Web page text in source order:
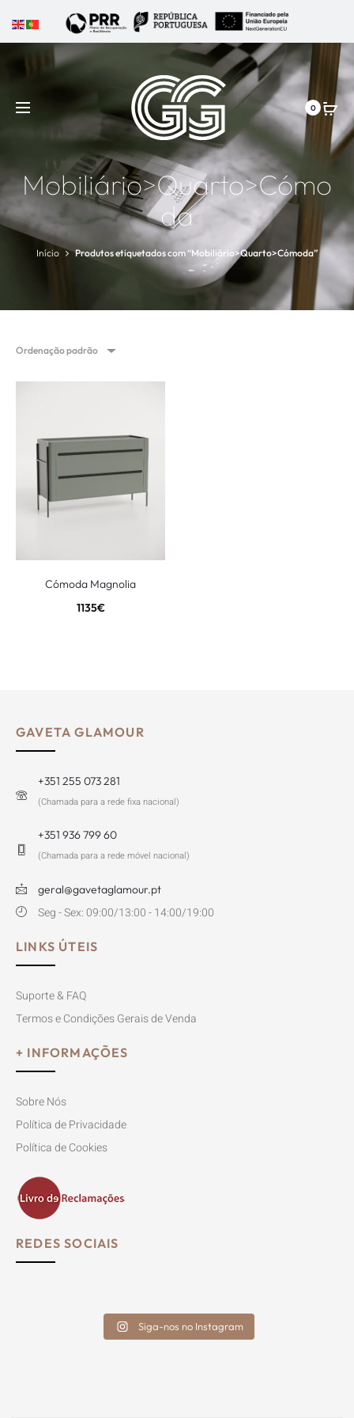
0
Mobiliário>Quarto>Cómo
da
Início Produtos etiquetados com “Mobiliário>Quarto>Cómoda”
Ordenação padrão
Cómoda Magnolia
1135€
GAVETA GLAMOUR
+351 255 073 281
(Chamada para a rede fixa nacional)
+351 936 799 60
(Chamada para a rede móvel nacional)
geral@gavetaglamour.pt
Seg - Sex: 09:00/13:00 - 14:00/19:00
LINKS ÚTEIS
Suporte & FAQ
Termos e Condições Gerais de Venda
+ INFORMAÇÕES
Sobre Nós
Política de Privacidade
Política de Cookies
REDES SOCIAIS
Siga-nos no Instagram